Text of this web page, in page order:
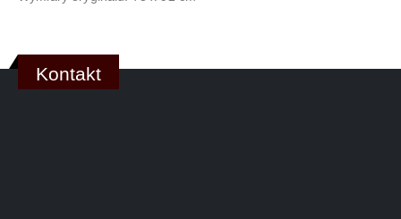
Kontakt